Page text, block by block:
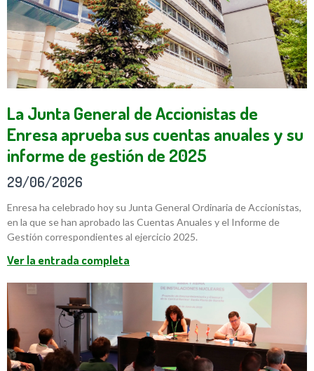
La Junta General de Accionistas de
Enresa aprueba sus cuentas anuales y su
informe de gestión de 2025
29/06/2026
Enresa ha celebrado hoy su Junta General Ordinaria de Accionistas,
en la que se han aprobado las Cuentas Anuales y el Informe de
Gestión correspondientes al ejercicio 2025.
Ver la entrada completa